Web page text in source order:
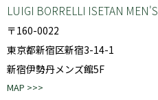
LUIGI BORRELLI ISETAN MEN'S
〒160-0022
東京都新宿区新宿3-14-1
新宿伊勢丹メンズ館5F
MAP >>>